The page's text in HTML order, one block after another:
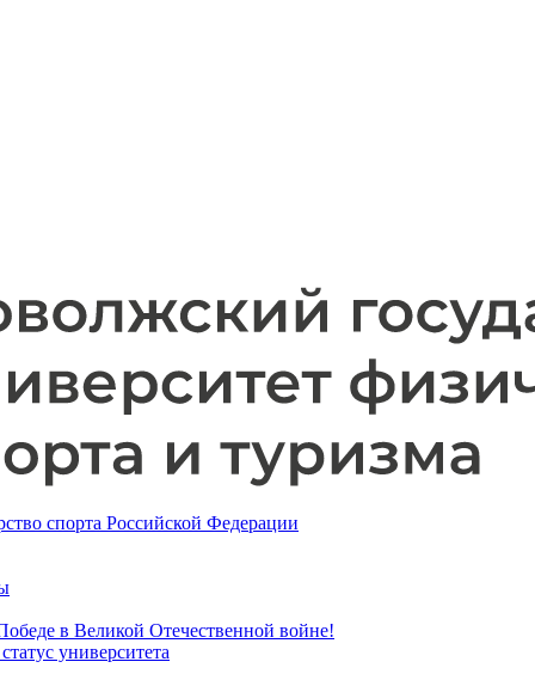
спорта Российской Федерации
в Великой Отечественной войне!
университета